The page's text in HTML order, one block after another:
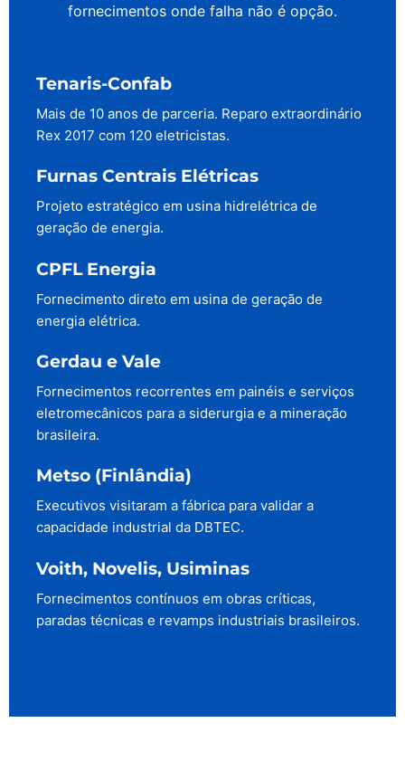
fornecimentos onde falha não é opção.
Tenaris-Confab
Mais de 10 anos de parceria. Reparo extraordinário
Rex 2017 com 120 eletricistas.
Furnas Centrais Elétricas
Projeto estratégico em usina hidrelétrica de
geração de energia.
CPFL Energia
Fornecimento direto em usina de geração de
energia elétrica.
Gerdau e Vale
Fornecimentos recorrentes em painéis e serviços
eletromecânicos para a siderurgia e a mineração
brasileira.
Metso (Finlândia)
Executivos visitaram a fábrica para validar a
capacidade industrial da DBTEC.
Voith, Novelis, Usiminas
Fornecimentos contínuos em obras críticas,
paradas técnicas e revamps industriais brasileiros.